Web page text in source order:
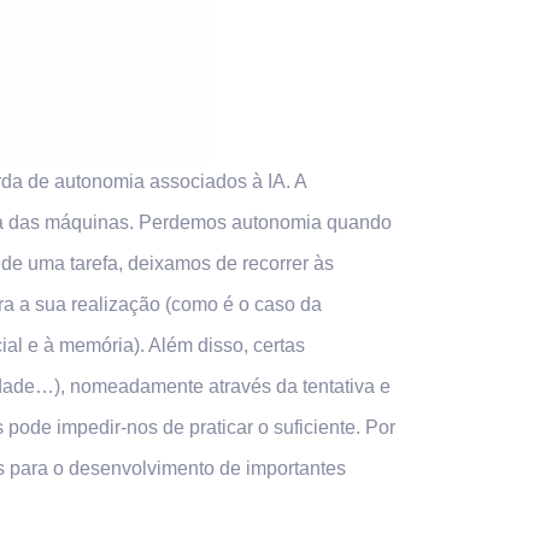
de autonomia associados à IA. A
máquinas. Perdemos autonomia quando
uma tarefa, deixamos de recorrer às
a sua realização (como é o caso da
e à memória). Além disso, certas
nomeadamente através da tentativa e
impedir-nos de praticar o suficiente. Por
o desenvolvimento de importantes